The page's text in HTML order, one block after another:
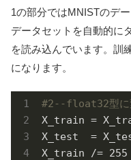
1の部分ではMNISTのデ
データセットを自動的に
を読み込んでいます。訓
になります。
#2--float32型に
X_train =
X_test  =
X_train /= 255